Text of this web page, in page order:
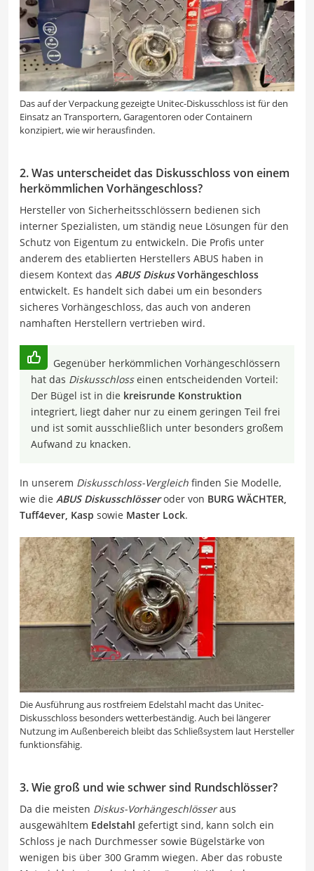
Das auf der Verpackung gezeigte Unitec-Diskusschloss ist für den
Einsatz an Transportern, Garagentoren oder Containern
konzipiert, wie wir herausfinden.
2. Was unterscheidet das Diskusschloss von einem
herkömmlichen Vorhängeschloss?
Hersteller von Sicherheitsschlössern bedienen sich
interner Spezialisten, um ständig neue Lösungen für den
Schutz von Eigentum zu entwickeln. Die Profis unter
anderem des etablierten Herstellers ABUS haben in
diesem Kontext das ABUS DiskusVorhängeschloss
entwickelt. Es handelt sich dabei um ein besonders
sicheres Vorhängeschloss, das auch von anderen
namhaften Herstellern vertrieben wird.
Gegenüber herkömmlichen Vorhängeschlössern
hat das Diskusschlosseinen entscheidenden Vorteil:
Der Bügel ist in die kreisrunde Konstruktion
integriert, liegt daher nur zu einem geringen Teil frei
und ist somit ausschließlich unter besonders großem
Aufwand zu knacken.
In unserem Diskusschloss-Vergleich finden Sie Modelle,
wie die ABUS Diskusschlösseroder von BURG WÄCHTER,
Tuff4ever, Kasp sowie Master Lock.
Die Ausführung aus rostfreiem Edelstahl macht das Unitec-
Diskusschloss besonders wetterbeständig. Auch bei längerer
Nutzung im Außenbereich bleibt das Schließsystem laut Hersteller
funktionsfähig.
3. Wie groß und wie schwer sind Rundschlösser?
Da die meisten Diskus-Vorhängeschlösseraus
ausgewähltem Edelstahl gefertigt sind, kann solch ein
Schloss je nach Durchmesser sowie Bügelstärke von
wenigen bis über 300 Gramm wiegen. Aber das robuste